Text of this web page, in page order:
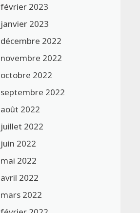
février 2023
janvier 2023
décembre 2022
novembre 2022
octobre 2022
septembre 2022
août 2022
juillet 2022
juin 2022
mai 2022
avril 2022
mars 2022